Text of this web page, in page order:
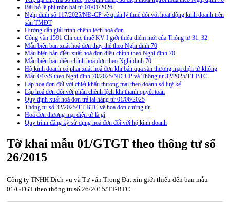
Bãi bỏ lệ phí môn bài từ 01/01/2026
Nghị định số 117/2025/NĐ-CP về quản lý thuế đối với hoạt động kinh doanh trên
sàn TMĐT
Hướng dẫn giải trình chênh lệch hoá đơn
Công văn 1591 Chi cục thuế KV I giới thiệu điểm mới của Thông tư 31, 32
Mẫu biên bản xuất hoá đơn thay thế theo Nghị định 70
Mẫu biên bản điều xuất hoá đơn điều chỉnh theo Nghị định 70
Mẫu biên bản điều chỉnh hoá đơn theo Nghị định 70
Hộ kinh doanh có phải xuất hoá đơn khi bán qua sàn thương mại điện tử không
Mẫu 04/SS theo Nghi định 70/2025/NĐ-CP và Thông tư 32/2025/TT-BTC
Lập hoá đơn đối với chiết khấu thương mại theo doanh số luỹ kế
Lập hoá đơn đối với phần chênh lệch khi thanh quyết toán
Quy định xuất hoá đơn trả lại hàng từ 01/06/2025
Thông tư số 32/2025/TT-BTC về hoá đơn chứng từ
Hoá đơn thương mại điện tử là gì
Quy trình đăng ký sử dụng hoá đơn đối với hộ kinh doanh
Tờ khai mẫu 01/GTGT theo thông tư số
26/2015
Công ty TNHH Dịch vụ và Tư vấn Trọng Đạt xin giới thiệu đến bạn mẫu
01/GTGT theo thông tư số 26/2015/TT-BTC...